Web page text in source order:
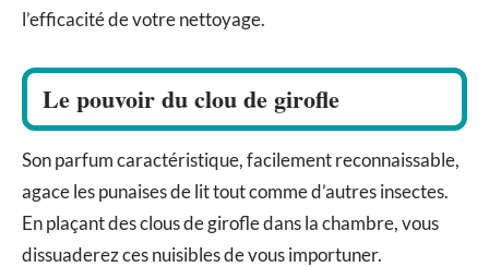
l’efficacité de votre nettoyage.
Le pouvoir du clou de girofle
Son parfum caractéristique, facilement reconnaissable,
agace les punaises de lit tout comme d’autres insectes.
En plaçant des clous de girofle dans la chambre, vous
dissuaderez ces nuisibles de vous importuner.